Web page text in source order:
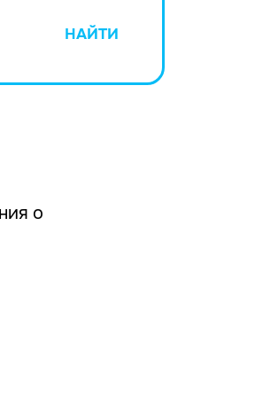
НАЙТИ
о